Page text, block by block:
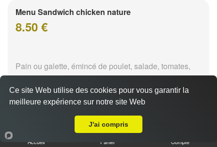
Menu Sandwich chicken nature
8.50 €
Pain ou galette, émincé de poulet, salade, tomates,
oignons + frites + 1 boisson 33 cl au choix
Menu Sandwich chicken tikka
Accueil Panier Compte
Ce site Web utilise des cookies pour vous garantir la
meilleure expérience sur notre site Web
J'ai compris